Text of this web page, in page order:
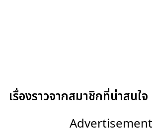
เรื่องราวจากสมาชิกที่น่าสนใจ
Advertisement